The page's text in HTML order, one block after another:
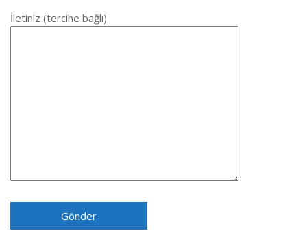
İletiniz (tercihe bağlı)